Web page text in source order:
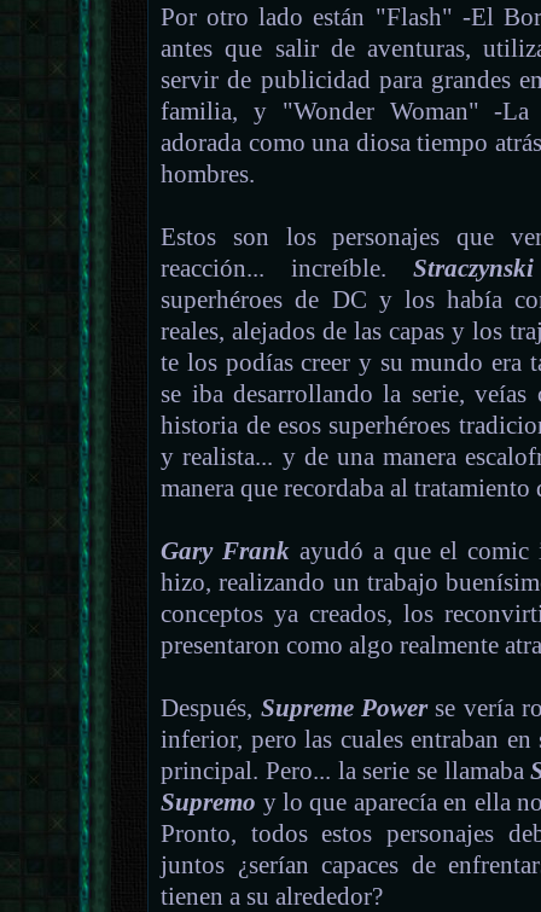
Por otro lado están "Flash" -El
antes que salir de aventuras,
servir de publicidad para grandes
familia, y "Wonder Woman" -La
adorada como una diosa tiempo
hombres.
Estos son los personajes que
reacción... increíble.Straczynski
superhéroes de DC y los había
reales, alejados de las capas y los
te los podías creer y su mundo era
se iba desarrollando la serie,
historia de esos superhéroes
y realista... y de una manera
manera que recordaba al
Gary Frank ayudó a que el comic
hizo, realizando un trabajo
conceptos ya creados, los
presentaron como algo realmente
Después, Supreme Powerse vería
inferior, pero las cuales entraban
principal. Pero... la serie se llamaba
Supremo y lo que aparecía en ella
Pronto, todos estos personajes
juntos ¿serían capaces de
tienen a su alrededor?